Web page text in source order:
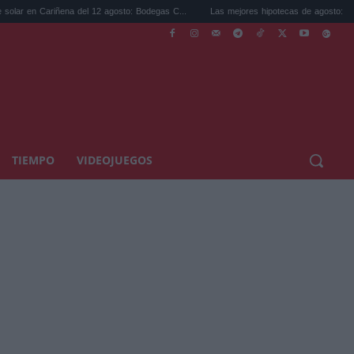
12 agosto: Bodegas C... Las mejores hipotecas de agosto: el TAE más
TIEMPO VIDEOJUEGOS